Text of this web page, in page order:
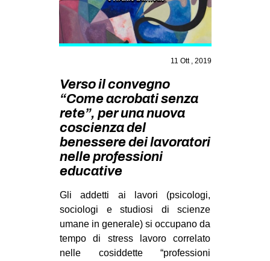
DEGENERAZIONE
GAZA FREESTYLE
CSOA LAMBRETTA
MSM
STUDENTI TSUNAMI
ZAM
MILANO
MOBILITAZIONI
SPORT POPOLARE
MOVIMENTI
AMBIENTE
11 Ott , 2019
Verso il convegno
“Come acrobati senza
rete”, per una nuova
coscienza del
benessere dei lavoratori
nelle professioni
educative
Gli addetti ai lavori (psicologi,
sociologi e studiosi di scienze
umane in generale) si occupano da
tempo di stress lavoro correlato
nelle cosiddette “professioni